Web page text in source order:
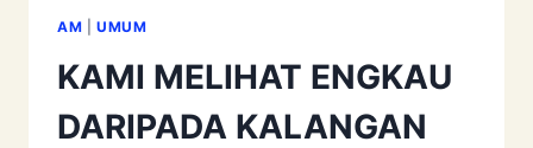
AM UMUM
KAMI MELIHAT ENGKAU
DARIPADA KALANGAN